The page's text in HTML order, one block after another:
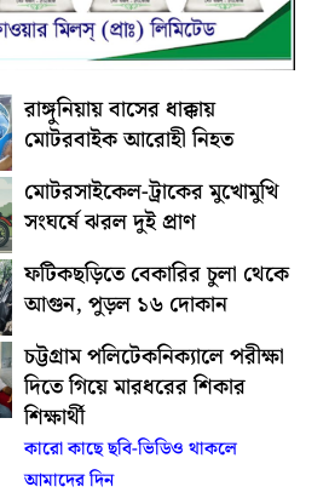
রাঙ্গুনিয়ায় বাসের ধাক্কায়
মোটরবাইক আরোহী নিহত
মোটরসাইকেল-ট্রাকের মুখোমুখি
সংঘর্ষে ঝরল দুই প্রাণ
ফটিকছড়িতে বেকারির চুলা থেকে
আগুন, পুড়ল ১৬ দোকান
চট্টগ্রাম পলিটেকনিক্যালে পরীক্ষা
দিতে গিয়ে মারধরের শিকার
শিক্ষার্থী
কারো কাছে ছবি-ভিডিও থাকলে
আমাদের দিন